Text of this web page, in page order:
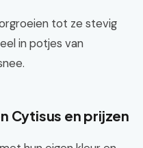
tot ze stevig
in potjes van
Cytisus en prijzen